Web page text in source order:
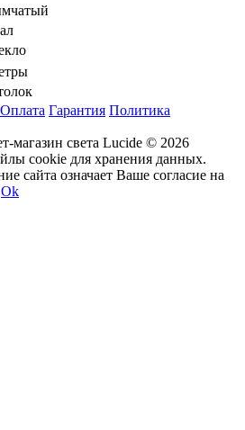
Гарантия Политика
магазин света Lucide © 2026
cookie для хранения данных.
сайта означает Ваше согласие на
Ok